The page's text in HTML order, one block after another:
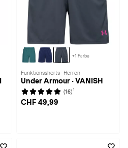
+1 Farbe
Funktionsshorts · Herren
Under Armour · VANISH
(16) 1
CHF 49,99